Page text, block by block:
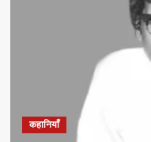
कहानियाँ